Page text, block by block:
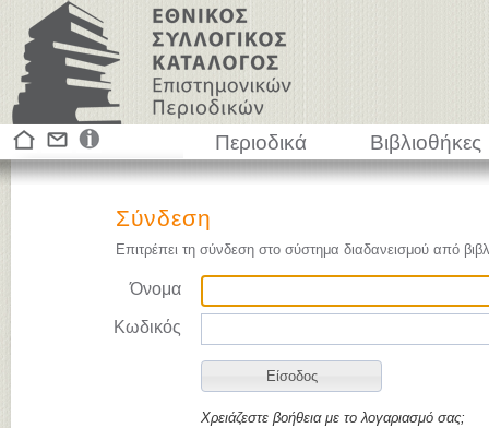
Περιοδικά Βιβλιοθήκες
Σύνδεση
Επιτρέπει τη σύνδεση στο σύστημα διαδανεισμού από
Όνομα
Κωδικός
Χρειάζεστε βοήθεια με το λογαριασμό σας;